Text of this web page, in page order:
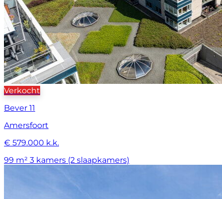
Verkocht
Bever 11
Amersfoort
€ 579.000 k.k.
99 m² 3 kamers (2 slaapkamers)